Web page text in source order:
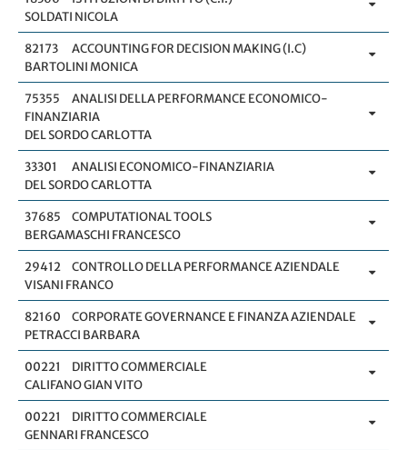
SOLDATI NICOLA
82173
ACCOUNTING FOR DECISION MAKING (I.C)
BARTOLINI MONICA
75355
ANALISI DELLA PERFORMANCE ECONOMICO-
FINANZIARIA
DEL SORDO CARLOTTA
33301
ANALISI ECONOMICO-FINANZIARIA
DEL SORDO CARLOTTA
37685
COMPUTATIONAL TOOLS
BERGAMASCHI FRANCESCO
29412
CONTROLLO DELLA PERFORMANCE AZIENDALE
VISANI FRANCO
82160
CORPORATE GOVERNANCE E FINANZA AZIENDALE
PETRACCI BARBARA
00221
DIRITTO COMMERCIALE
CALIFANO GIAN VITO
00221
DIRITTO COMMERCIALE
GENNARI FRANCESCO